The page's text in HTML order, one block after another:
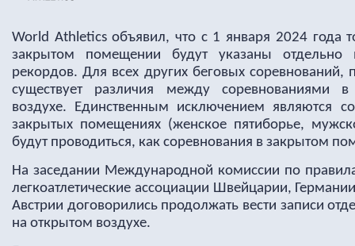
World Athletics объявил, что с 1 января 2024 года
закрытом помещении будут указаны
рекордов. Для всех других беговых
существует различия между
воздухе. Единственным исключением являются
закрытых помещениях (женское пятиборье,
будут проводиться, как соревнования в закрытом
На заседании Международной комиссии по
легкоатлетические ассоциации Швейцарии,
Австрии договорились продолжать вести записи
на открытом воздухе.